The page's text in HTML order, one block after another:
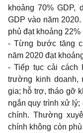
khoảng 70%
GDP vào năm
phủ đạt khoảng 22%
- Từng bước tăng
năm 2020 đạt
- Tiếp tục cải cách
trường kinh doanh,
gia; hỗ trợ, tháo gỡ
ngắn quy trình xử
chính. Thường
chính không còn